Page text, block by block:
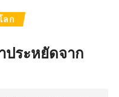
ลก
ประหยัดจาก